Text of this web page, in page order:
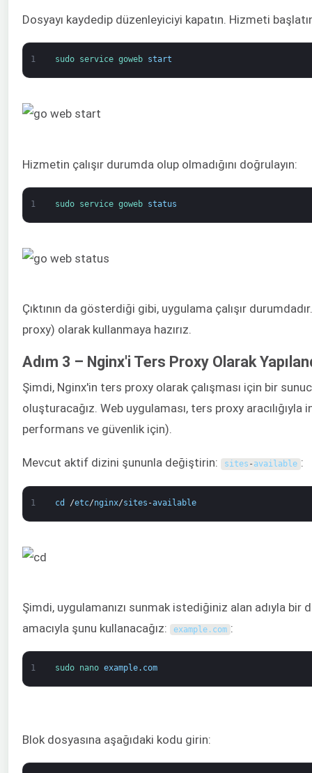
Dosyayı kaydedip düzenleyiciyi kapatın. Hizmeti
1 sudo service goweb start
Hizmetin çalışır durumda olup olmadığını doğrulayın:
1 sudo service goweb status
Çıktının da gösterdiği gibi, uygulama çalışır
proxy) olarak kullanmaya hazırız.
Adım 3 – Nginx'i Ters Proxy Olarak
Şimdi, Nginx'in ters proxy olarak çalışması için bir
oluşturacağız. Web uygulaması, ters proxy aracılığıyla
performans ve güvenlik için).
Mevcut aktif dizini şununla değiştirin: sites - available :
1 cd /etc/nginx/sites -available
Şimdi, uygulamanızı sunmak istediğiniz alan adıyla
amacıyla şunu kullanacağız:
example. com :
1 sudo nano example. com
Blok dosyasına aşağıdaki kodu girin: